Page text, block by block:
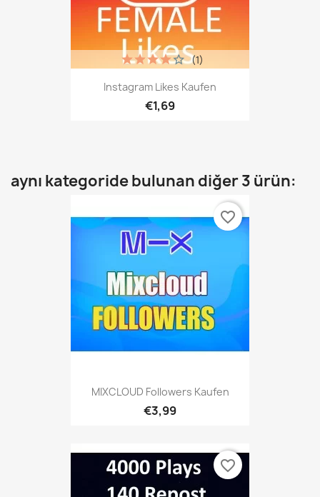
Instagram Likes Kaufen
€1,69
(1)
aynı kategoride bulunan diğer 3 ürün:
MIXCLOUD Followers Kaufen
€3,99
favorite_border
favorite_border